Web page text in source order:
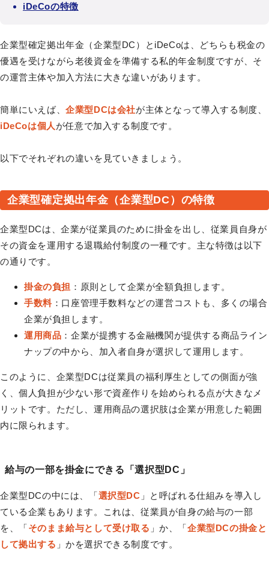
iDeCoの特徴
企業型確定拠出年金（企業型DC）とiDeCoは、どちらも税金の
優遇を受けながら老後資金を準備する私的年金制度ですが、そ
の運営主体や加入方法に大きな違いがあります。
簡単にいえば、企業型DCは会社が主体となって導入する制度、
iDeCoは個人 が任意で加入する制度です。
以下でそれぞれの違いを見ていきましょう。
企業型確定拠出年金（企業型DC）の特徴
企業型DCは、企業が従業員のために掛金を出し、従業員自身が
その資金を運用する退職給付制度の一種です。主な特徴は以下
の通りです。
掛金の負担 ：原則として企業が全額負担します。
手数料：口座管理手数料などの運営コストも、多くの場合
企業が負担します。
運用商品 ：企業が提携する金融機関が提供する商品ライン
ナップの中から、加入者自身が選択して運用します。
このように、企業型DCは従業員の福利厚生としての側面が強
く、個人負担が少ない形で資産作りを始められる点が大きなメ
リットです。ただし、運用商品の選択肢は企業が用意した範囲
内に限られます。
給与の一部を掛金にできる「選択型DC」
企業型DCの中には、「選択型DC 」と呼ばれる仕組みを導入し
ている企業もあります。これは、従業員が自身の給与の一部
を、「そのまま給与として受け取る 」か、「企業型DCの掛金と
して拠出する 」かを選択できる制度です。